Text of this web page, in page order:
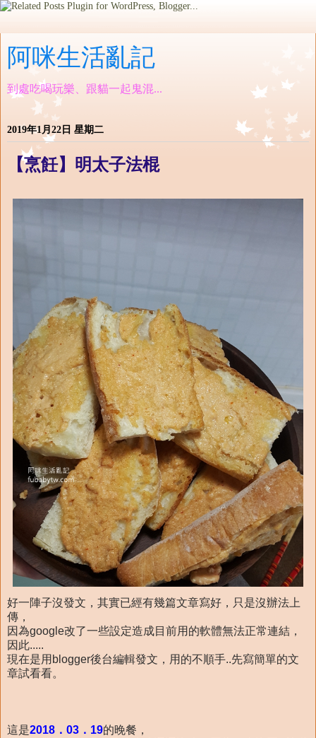
阿咪生活亂記
到處吃喝玩樂、跟貓一起鬼混...
2019年1月22日 星期二
【烹飪】明太子法棍
好一陣子沒發文，其實已經有幾篇文章寫好，只是沒辦法上
傳，
因為google改了一些設定造成目前用的軟體無法正常連結，
因此.....
現在是用blogger後台編輯發文，用的不順手..先寫簡單的文
章試看看。
這是2018．03．19的晚餐，